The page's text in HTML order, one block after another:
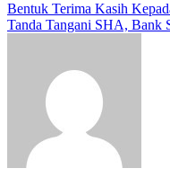
Bentuk Terima Kasih
Tanda Tangani SHA, Bank